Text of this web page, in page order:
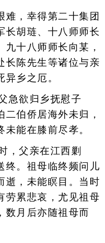
，幸得第二十集团
长胡琏、十八师师长
十八师师长向某，
长陈先生等诸位与亲
乡之厄。
欲归乡抚慰子
伯侨居海外未归，
能在膝前尽孝。
父亲在江西剿
终。祖母临终频问儿
逝，未能瞑目。当时
劳累悲哀，尤见祖母
数月后亦随祖母而